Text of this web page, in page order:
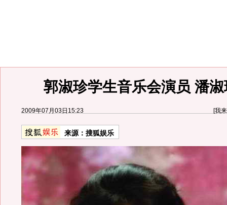
郭淑珍学生音乐会演员 潘
2009年07月03日15:23 [我
来源： 搜狐娱乐